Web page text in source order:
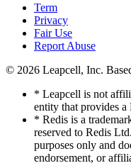
Term
Privacy
Fair Use
Report Abuse
© 2026 Leapcell, Inc.
* Leapcell is not
entity that provides a
* Redis is a
reserved to Redis
purposes only and
endorsement, or